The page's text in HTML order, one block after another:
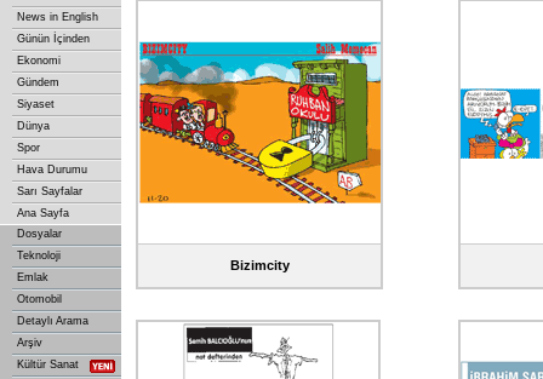
News in English
Günün İçinden
Ekonomi
Gündem
Siyaset
Dünya
Spor
Hava Durumu
Sarı Sayfalar
Ana Sayfa
Dosyalar
Teknoloji
Emlak
Otomobil
Detaylı Arama
Arşiv
Kültür Sanat
Bizimcity